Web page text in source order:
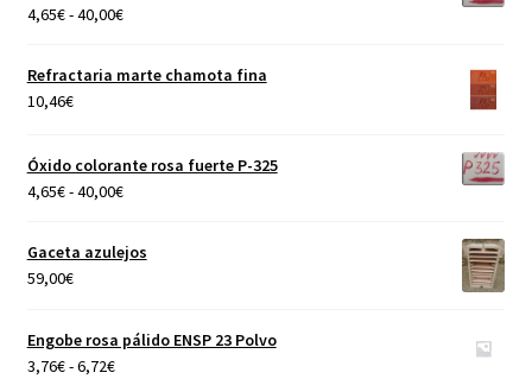
4,65€-40,00€Rango
precios:
40,00€
Refractaria marte chamota fina
10,46€
Óxido colorante rosa fuerte P-325
4,65€-40,00€Rango
precios:
desde
40,00€
Gaceta azulejos
59,00€
Engobe rosa pálido ENSP 23 Polvo
3,76€-6,72€Rango